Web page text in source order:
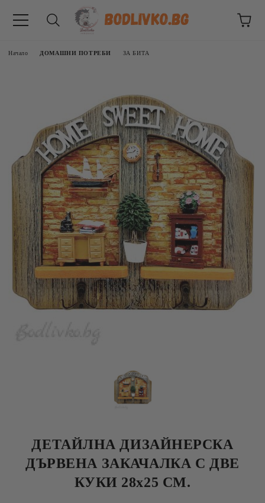
Начало ДОМАШНИ ПОТРЕБИ ЗА БИТА
ДЕТАЙЛНА ДИЗАЙНЕРСКА
ДЪРВЕНА ЗАКАЧАЛКА С ДВЕ
КУКИ 28х25 СМ.